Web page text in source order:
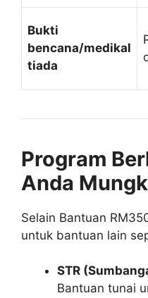
Bukti
bencana/medikal
tiada
Program
Anda
Selain Bantuan
untuk bantuan lain
STR
Bantuan tunai